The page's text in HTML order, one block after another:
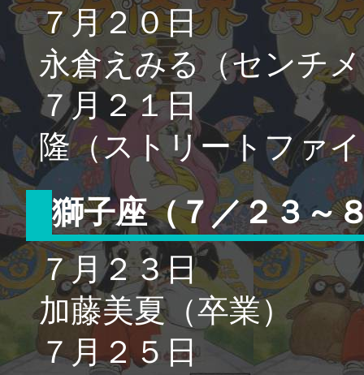
７月２０日
永倉えみる（センチ
７月２１日
隆（ストリートファ
獅子座（７／２３～
７月２３日
加藤美夏（卒業）
７月２５日